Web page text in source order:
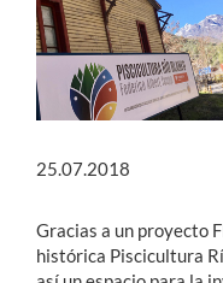
25.07.2018
Gracias a un proyecto
histórica Piscicultura